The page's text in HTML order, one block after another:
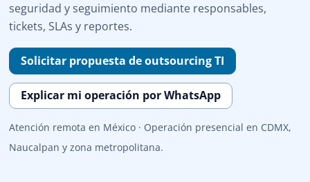
seguridad y seguimiento mediante responsables,
tickets, SLAs y reportes.
Solicitar propuesta de outsourcing TI
Explicar mi operación por WhatsApp
Atención remota en México · Operación presencial en CDMX,
Naucalpan y zona metropolitana.